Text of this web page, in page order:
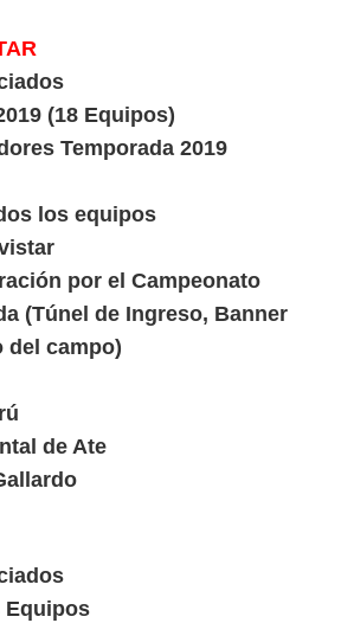
(18 Equipos)
Temporada 2019
los equipos
por el Campeonato
(Túnel de Ingreso, Banner
del campo)
de Ate
Equipos